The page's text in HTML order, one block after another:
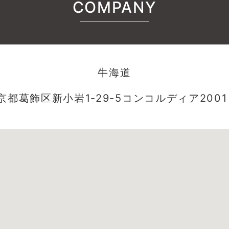
COMPANY
牛海道
都葛飾区新小岩1-29-5コンコルディア